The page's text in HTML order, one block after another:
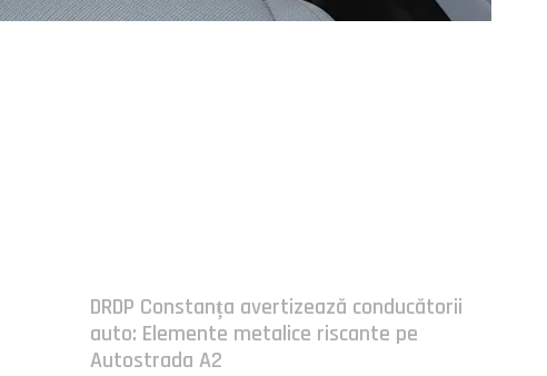
DRDP Constanța avertizează conducătorii
auto: Elemente metalice riscante pe
Autostrada A2